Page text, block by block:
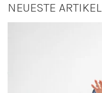
NEUESTE ARTIKEL